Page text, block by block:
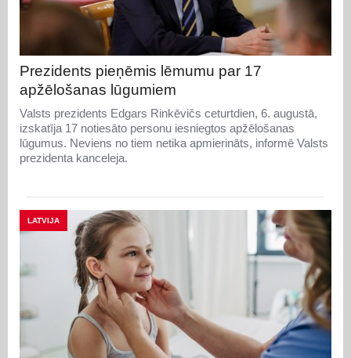
Prezidents pieņēmis lēmumu par 17
apžēlošanas lūgumiem
Valsts prezidents Edgars Rinkēvičs ceturtdien, 6. augustā,
izskatīja 17 notiesāto personu iesniegtos apžēlošanas
lūgumus. Neviens no tiem netika apmierināts, informē Valsts
prezidenta kanceleja.
LATVIJA